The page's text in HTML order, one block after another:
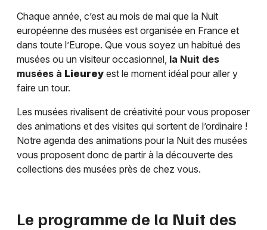
Chaque année, c’est au mois de mai que la Nuit
européenne des musées est organisée en France et
dans toute l’Europe. Que vous soyez un habitué des
musées ou un visiteur occasionnel, la Nuit des
musées à Lieurey est le moment idéal pour aller y
faire un tour.
Les musées rivalisent de créativité pour vous proposer
des animations et des visites qui sortent de l’ordinaire !
Notre agenda des animations pour la Nuit des musées
vous proposent donc de partir à la découverte des
collections des musées près de chez vous.
Le programme de la Nuit des